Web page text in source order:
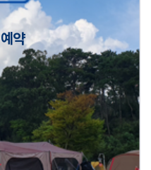
점검의 날 변경 안내
운영 공지
약